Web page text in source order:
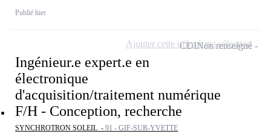
Publié hier
Ingénieur.e expert.e en
électronique
d'acquisition/traitement numérique
F/H - Conception, recherche
SYNCHROTRON SOLEIL - 91 - GIF-SUR-YVETTE
CDINon renseigné
Ajouter cette offre à ma sélection